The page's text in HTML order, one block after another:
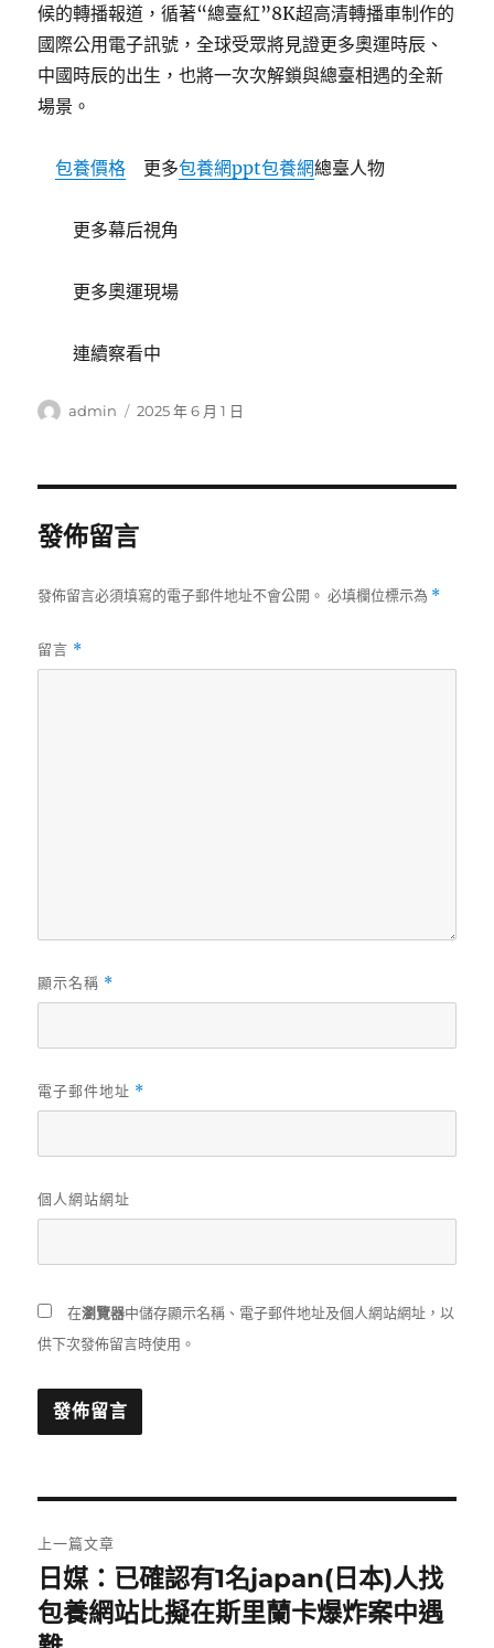
候的轉播報道，循著“總臺紅”8K超高清轉播車制作的
國際公用電子訊號，全球受眾將見證更多奧運時辰、
中國時辰的出生，也將一次次解鎖與總臺相遇的全新
場景。
包養價格 更多包養網ppt包養網總臺人物
更多幕后視角
更多奧運現場
連續察看中
作
admin
發
2025 年 6 月 1 日
發佈留言
發佈留言必須填寫的電子郵件地址不會公開。 必填欄位標示為 *
留言 *
顯示名稱 *
電子郵件地址 *
個人網站網址
在瀏覽器中儲存顯示名稱、電子郵件地址及個人網站網址，以
供下次發佈留言時使用。
章
導
上一篇文章
上
一
篇
日媒：已確認有1名japan(日本)人找
包養網站比擬在斯里蘭卡爆炸案中遇